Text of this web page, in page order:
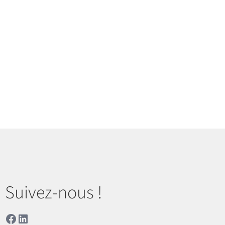
Suivez-nous !
Facebook
LinkedIn